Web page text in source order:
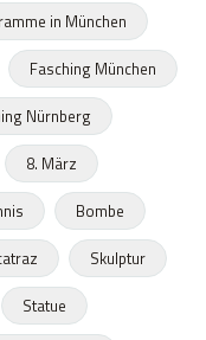
in München
Fasching München
Nürnberg
8. März
Bombe
Skulptur
Statue